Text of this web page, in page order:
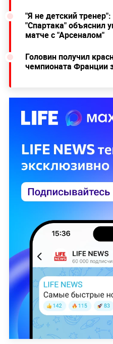
"Я не детский
"Спартака" объяснил
матче с "Арсеналом"
Головин получил
чемпионата Франции